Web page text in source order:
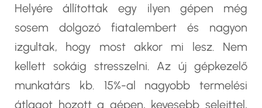
Helyére állítottak egy ilyen gépen még
sosem dolgozó fiatalembert és nagyon
izgultak, hogy most akkor mi lesz. Nem
kellett sokáig stresszelni. Az új gépkezelő
munkatárs kb. 15%-al nagyobb termelési
átlagot hozott a gépen, kevesebb selejttel,